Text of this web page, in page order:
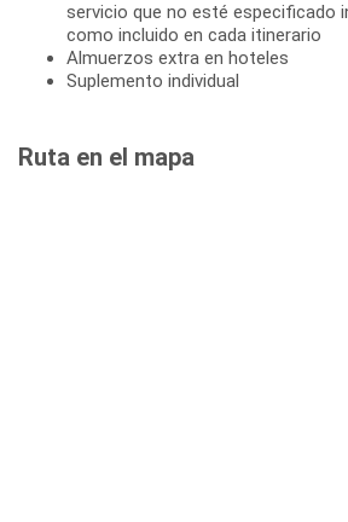
servicio que no esté especificado
como incluido en cada itinerario
Almuerzos extra en hoteles
Suplemento individual
Ruta en el mapa